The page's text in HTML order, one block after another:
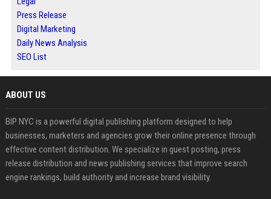
Press Release
Digital Marketing
Daily News Analysis
SEO List
ABOUT US
BIP NYC is a powerful digital publishing platform designed to help
businesses, marketers and agencies grow their online presence through
effective content distribution. We specialize in guest posting, press
release distribution and news publishing services that improve search
engine rankings, build authority and increase brand visibility.